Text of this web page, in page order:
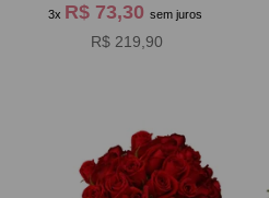
3x R$ 73,30 sem juros
R$ 219,90